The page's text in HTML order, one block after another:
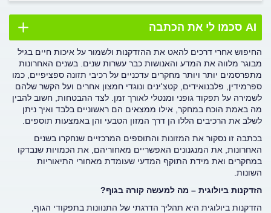
AI סכמו לי את הכתבה
החיפוש אחרי דרכים להאט את ההזדקנות ולשמור על איכות חיים בגיל
מבוגר מלווה את המדע והאנושות כבר עשרות שנים. בשנים האחרונות
מתפרסמים יותר ויותר מחקרים עדכניים על רכיבי תזונה ספציפיים, כמו
ספרמידין, פלבנואידים, קטצ'ינים ונוגדי חמצון אחרים ועל הקשר שלהם
לשמירה על תפקוד גופני ומנטלי לאורך זמן. לצד ההבטחות, חשוב להבין
מה באמת הוכח במחקר, אילו ממצאים הם ראשוניים בלבד ואיך ניתן
לשלב את הרכיבים הללו הן דרך המזון הטבעי והן באמצעות תוספים.
בכתבה זו נסקור את המזונות והתוספים המרכזיים שנחקרו בשנים
האחרונות, את המנגנונים האפשריים מאחוריהם, את הכמויות שנבדקו
במחקרים ואת מידת התוקף המדעי שעומדת מאחורי התיאוריות
השונות.
הזדקנות ביולוגית – מה למעשה קורה בגוף?
הזדקנות ביולוגית היא תהליך הדרגתי של התנוונות בתפקודי הגוף,